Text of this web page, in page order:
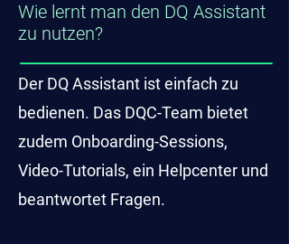
Wie lernt man den DQ Assistant
zu nutzen?
Der DQ Assistant ist einfach zu
bedienen. Das DQC-Team bietet
zudem Onboarding-Sessions,
Video-Tutorials, ein Helpcenter und
beantwortet Fragen.